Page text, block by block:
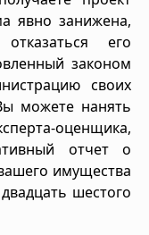
явно занижена,
его
законом
своих
можете нанять
оценщика,
отчет о
имущества
шестого